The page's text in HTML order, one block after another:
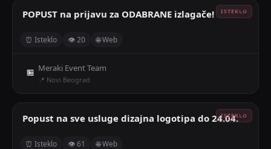
POPUST na prijavu za ODABRANE izlagače! 🤍
⏰ Isteklo 👁 20 🌐 Web
🏪 Meraki Event Team
📍 Novi Beograd
Popust na sve usluge dizajna logotipa do 24.04.🤍
⏰ Isteklo 👁 61 🌐 Web